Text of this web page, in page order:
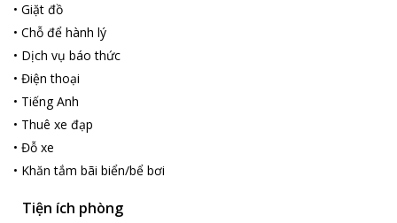
• Giặt đồ
• Chỗ để hành lý
• Dịch vụ báo thức
• Điện thoại
• Tiếng Anh
• Thuê xe đạp
• Đỗ xe
• Khăn tắm bãi biển/bể bơi
Tiện ích phòng